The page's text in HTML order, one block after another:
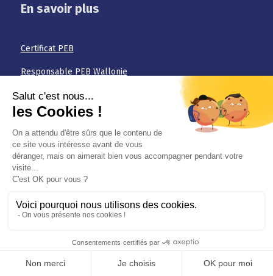
En savoir plus
Certificat PEB
Responsable PEB Wallonie
Conseil PEB Bruxelles
Audit logement Wallonie
BlowerDoor test
Passeport Energie Gd Duché du Luxembourg
Réception PEB chaudière Bruxelles
Contrôle électrique
Photovoltaïque